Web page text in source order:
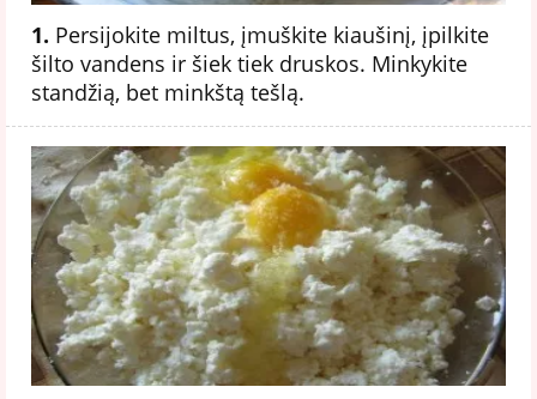
1. Persijokite miltus, įmuškite kiaušinį, įpilkite
šilto vandens ir šiek tiek druskos. Minkykite
standžią, bet minkštą tešlą.